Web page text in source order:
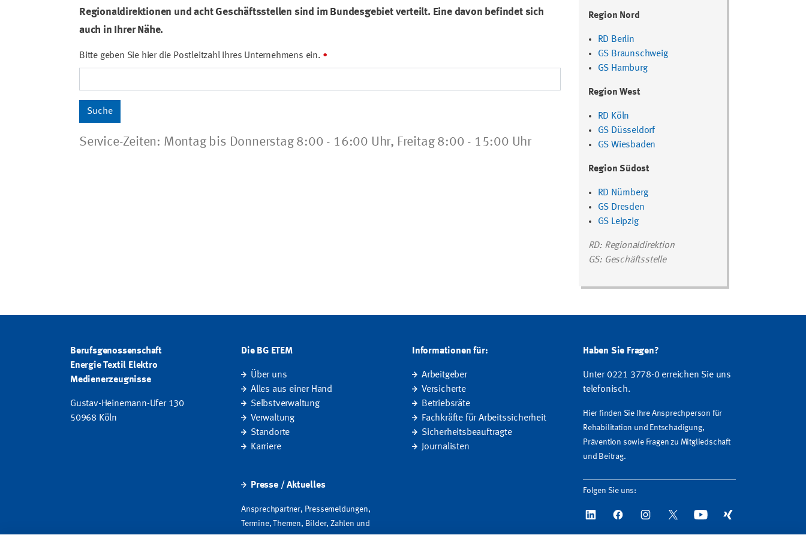
Regionaldirektionen und acht Geschäftsstellen sind im Bundesgebiet verteilt. Eine davon befindet sich
auch in Ihrer Nähe.
Bitte geben Sie hier die Postleitzahl Ihres Unternehmens ein.
Service-Zeiten: Montag bis Donnerstag 8:00 - 16:00 Uhr, Freitag 8:00 - 15:00 Uhr
Region Nord
RD Berlin
GS Braunschweig
GS Hamburg
Region West
RD Köln
GS Düsseldorf
GS Wiesbaden
Region Südost
RD Nürnberg
GS Dresden
GS Leipzig
RD: Regionaldirektion
GS: Geschäftsstelle
Berufsgenossenschaft
Energie Textil Elektro
Medienerzeugnisse
Gustav-Heinemann-Ufer 130
50968 Köln
Die BG ETEM
Über uns
Alles aus einer Hand
Selbstverwaltung
Verwaltung
Standorte
Karriere
Presse / Aktuelles
Ansprechpartner, Pressemeldungen,
Termine, Themen, Bilder, Zahlen und
Informationen für:
Arbeitgeber
Versicherte
Betriebsräte
Fachkräfte für Arbeitssicherheit
Sicherheitsbeauftragte
Journalisten
Haben Sie Fragen?
Unter 0221 3778-0 erreichen Sie uns
telefonisch.
Hier finden Sie Ihre Ansprechperson für
Rehabilitation und Entschädigung,
Prävention sowie Fragen zu Mitgliedschaft
und Beitrag.
Folgen Sie uns: